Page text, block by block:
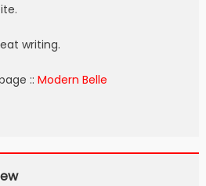
writing.
:: Modern Belle